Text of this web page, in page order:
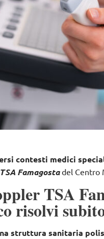
contesti medici
Famagostadel Centro
TSA
risolvi
struttura sanitaria